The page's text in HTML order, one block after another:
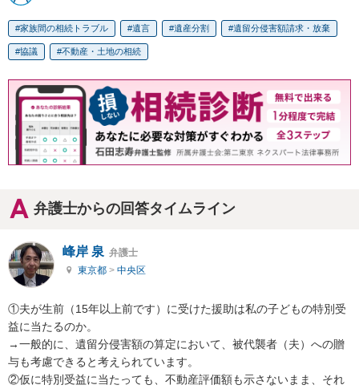
家族間の相続トラブル 遺言 遺産分割 遺留分侵害額請求・放棄
協議 不動産・土地の相続
弁護士からの回答タイムライン
峰岸 泉 弁護士
東京都 > 中央区
①夫が生前（15年以上前です）に受けた援助は私の子どもの特別受
益に当たるのか。
→一般的に、遺留分侵害額の算定において、被代襲者（夫）への贈
与も考慮できると考えられています。
②仮に特別受益に当たっても、不動産評価額も示さないまま、それ